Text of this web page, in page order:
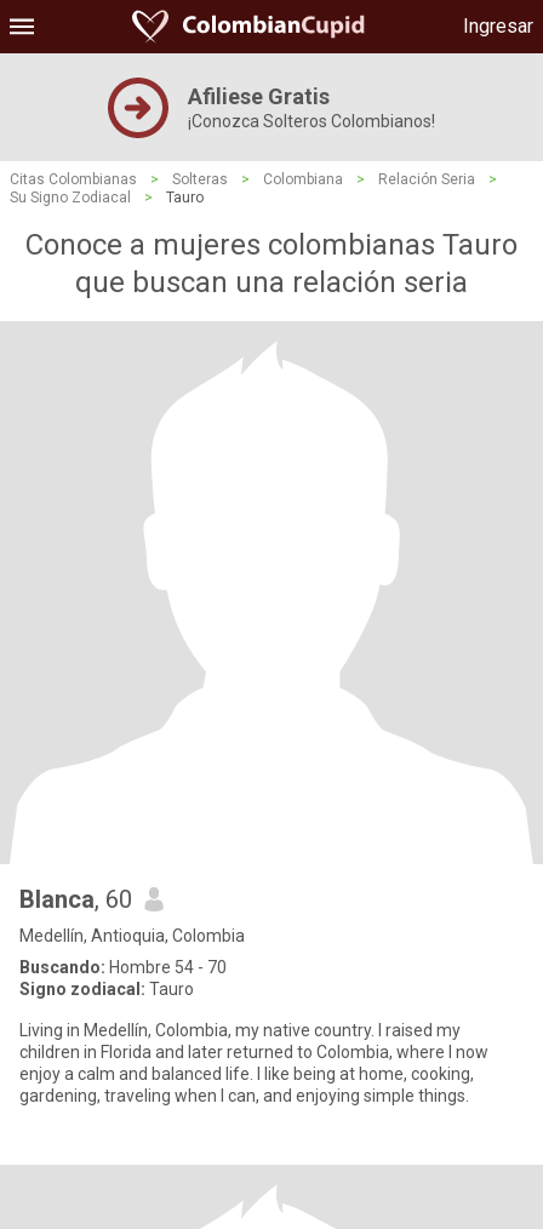
Ingresar
Afiliese Gratis
¡Conozca Solteros Colombianos!
Citas Colombianas > Solteras > Colombiana > Relación Seria
>
Su Signo Zodiacal
> Tauro
Conoce a mujeres colombianas Tauro
que buscan una relación seria
Blanca, 60
Medellín, Antioquia, Colombia
Buscando: Hombre 54 - 70
Signo zodiacal: Tauro
Living in Medellín, Colombia, my native country. I raised my
children in Florida and later returned to Colombia, where I now
enjoy a calm and balanced life. I like being at home, cooking,
gardening, traveling when I can, and enjoying simple things.